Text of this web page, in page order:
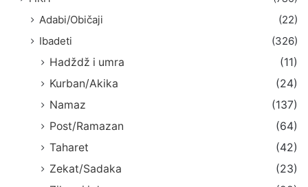
Adabi/Običaji
(22)
Ibadeti
(326)
Hadždž i umra
(11)
Kurban/Akika
(24)
Namaz
(137)
Post/Ramazan
(64)
Taharet
(42)
Zekat/Sadaka
(23)